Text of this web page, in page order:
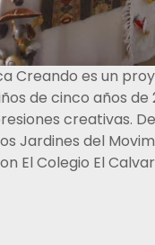
Creando es un
de cinco años
creativas.
Jardines del
El Colegio El